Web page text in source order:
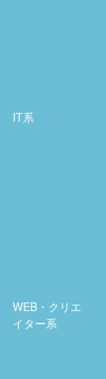
IT系
WEB・クリエ
イター系